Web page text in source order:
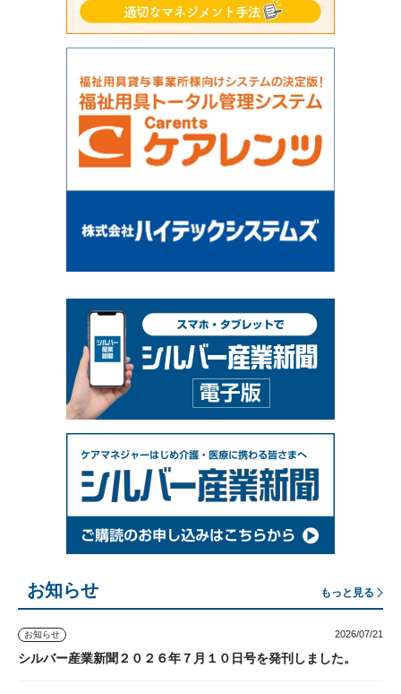
お知らせ もっと見る
お知らせ 2026/07/21
シルバー産業新聞２０２６年７月１０日号を発刊しました。